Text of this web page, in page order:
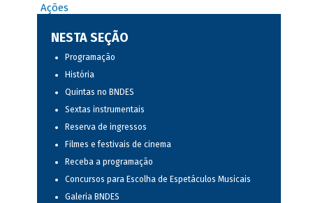
Ações
NESTA SEÇÃO
Programação
História
Quintas no BNDES
Sextas instrumentais
Reserva de ingressos
Filmes e festivais de cinema
Receba a programação
Concursos para Escolha de Espetáculos Musicais
Galeria BNDES